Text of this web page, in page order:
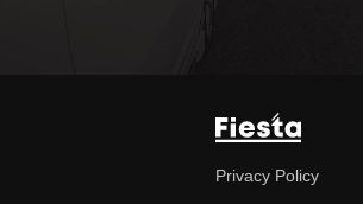
Privacy Policy